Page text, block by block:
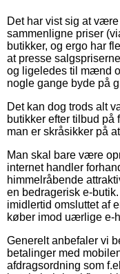
Det har vist sig at
sammenligne priser
butikker, og ergo har
at presse
og ligeledes til mænd
nogle gange byde på
Det kan dog trods alt
butikker efter tilbud på
man er skråsikker på
Man skal bare være
internet handler
himmelråbende
en bedragerisk e-
imidlertid omsluttet af
køber imod uærlige e-
Generelt anbefaler vi
betalinger med
afdragsordning som